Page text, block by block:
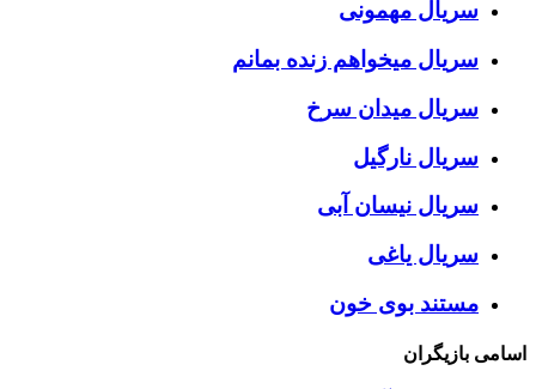
سریال مهمونی
سریال میخواهم زنده بمانم
سریال میدان سرخ
سریال نارگیل
سریال نیسان آبی
سریال یاغی
مستند بوی خون
اسامی بازیگران